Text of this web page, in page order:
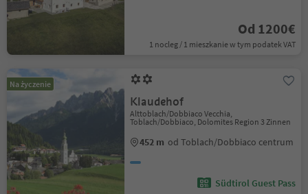
Od 1200€
1 nocleg / 1 mieszkanie w tym podatek VAT
Na życzenie
Klaudehof
Alttoblach/Dobbiaco Vecchia,
Toblach/Dobbiaco, Dolomites Region 3 Zinnen
452 m od Toblach/Dobbiaco centrum
Südtirol Guest Pass